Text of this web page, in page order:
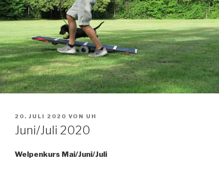
VERÖFFENTLICHT
AM
20. JULI 2020 VON UH
Juni/Juli 2020
Welpenkurs Mai/Juni/Juli